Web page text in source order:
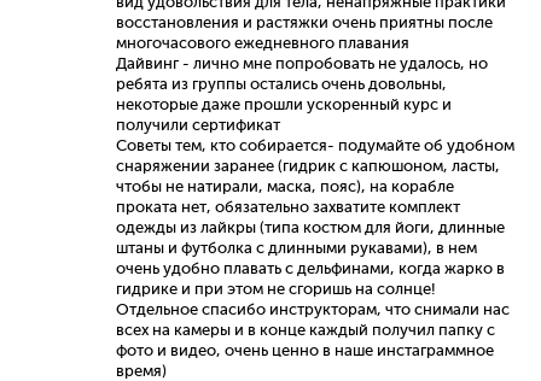
восстановления и растяжки очень приятны после
многочасового ежедневного плавания
Дайвинг - лично мне попробовать не удалось, но
ребята из группы остались очень довольны,
некоторые даже прошли ускоренный курс и
получили сертификат
Советы тем, кто собирается- подумайте об удобном
снаряжении заранее (гидрик с капюшоном, ласты,
чтобы не натирали, маска, пояс), на корабле
проката нет, обязательно захватите комплект
одежды из лайкры (типа костюм для йоги, длинные
штаны и футболка с длинными рукавами), в нем
очень удобно плавать с дельфинами, когда жарко в
гидрике и при этом не сгоришь на солнце!
Отдельное спасибо инструкторам, что снимали нас
всех на камеры и в конце каждый получил папку с
фото и видео, очень ценно в наше инстаграммное
время)